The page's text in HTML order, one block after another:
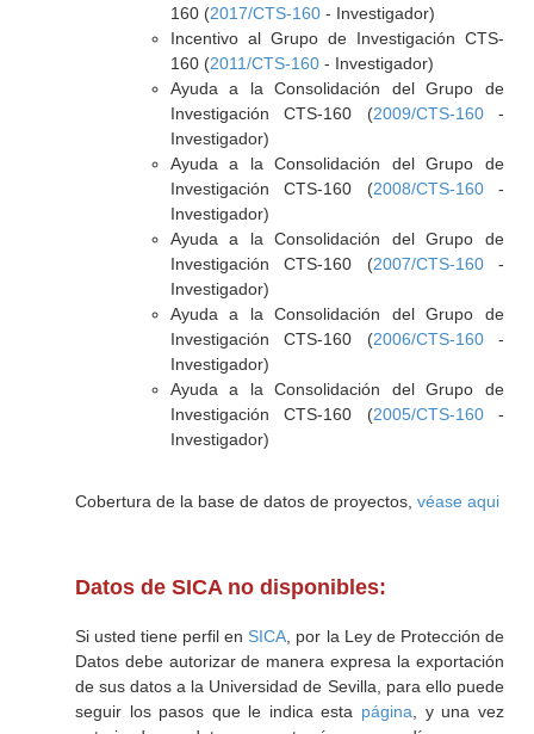
160 (2017/CTS-160- Investigador)
Incentivo al Grupo de Investigación CTS-
160 (2011/CTS-160- Investigador)
Ayuda a la Consolidación del Grupo de
Investigación CTS-160 (2009/CTS-160-
Investigador)
Ayuda a la Consolidación del Grupo de
Investigación CTS-160 (2008/CTS-160-
Investigador)
Ayuda a la Consolidación del Grupo de
Investigación CTS-160 (2007/CTS-160-
Investigador)
Ayuda a la Consolidación del Grupo de
Investigación CTS-160 (2006/CTS-160-
Investigador)
Ayuda a la Consolidación del Grupo de
Investigación CTS-160 (2005/CTS-160-
Investigador)
Cobertura de la base de datos de proyectos, véase aqui
Datos de SICA no disponibles:
Si usted tiene perfil en SICA , por la Ley de Protección de
Datos debe autorizar de manera expresa la exportación
de sus datos a la Universidad de Sevilla, para ello puede
seguir los pasos que le indica esta página , y una vez